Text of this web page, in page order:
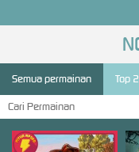
Semua permainan Top